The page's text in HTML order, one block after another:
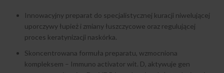
Innowacyjny preparat do specjalistycznej kuracji niwelującej
uporczywy łupież i zmiany łuszczycowe oraz regulującej
proces keratynizacji naskórka.
Skoncentrowana formuła preparatu, wzmocniona
kompleksem – Immuno activator wit. D, aktywuje gen